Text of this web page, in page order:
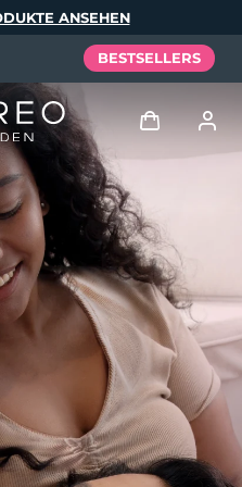
ANSEHEN
BESTSELLERS
Anmelden
Benutzerkonto
Meine Geräte
Meine Bestellungen
Meine Adressen
Meine Abonnements
Español
Português
Русский
繁體中文